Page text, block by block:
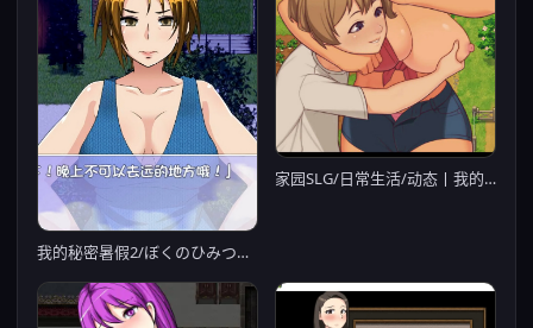
我的秘密暑假2/ぼくのひみつの夏休み2 先行体验版 Ver0.1.3 【20230405】
家园SLG/日常生活/动态丨我的乡村日常生活（Daily Lives of My Countryside） V0.3.2.1 内嵌AI汉化【20250622】